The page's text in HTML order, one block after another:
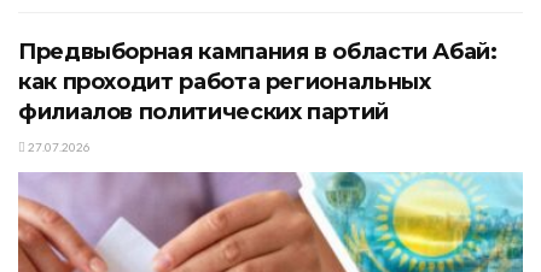
Предвыборная кампания в области Абай:
как проходит работа региональных
филиалов политических партий
27.07.2026